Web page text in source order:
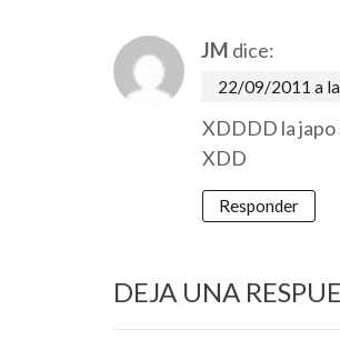
JM dice:
22/09/2011 a
XDDDD la japo
XDD
Responder
DEJA UNA